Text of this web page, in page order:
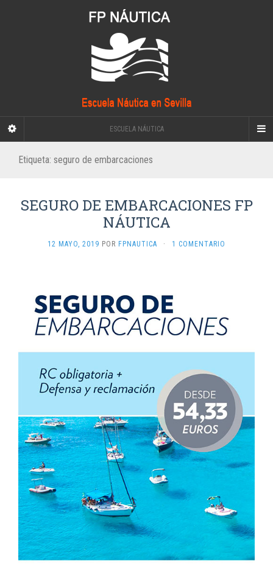
ESCUELA NÁUTICA
Etiqueta: seguro de embarcaciones
SEGURO DE EMBARCACIONES FP
NÁUTICA
12 MAYO, 2019 POR FPNAUTICA · 1 COMENTARIO